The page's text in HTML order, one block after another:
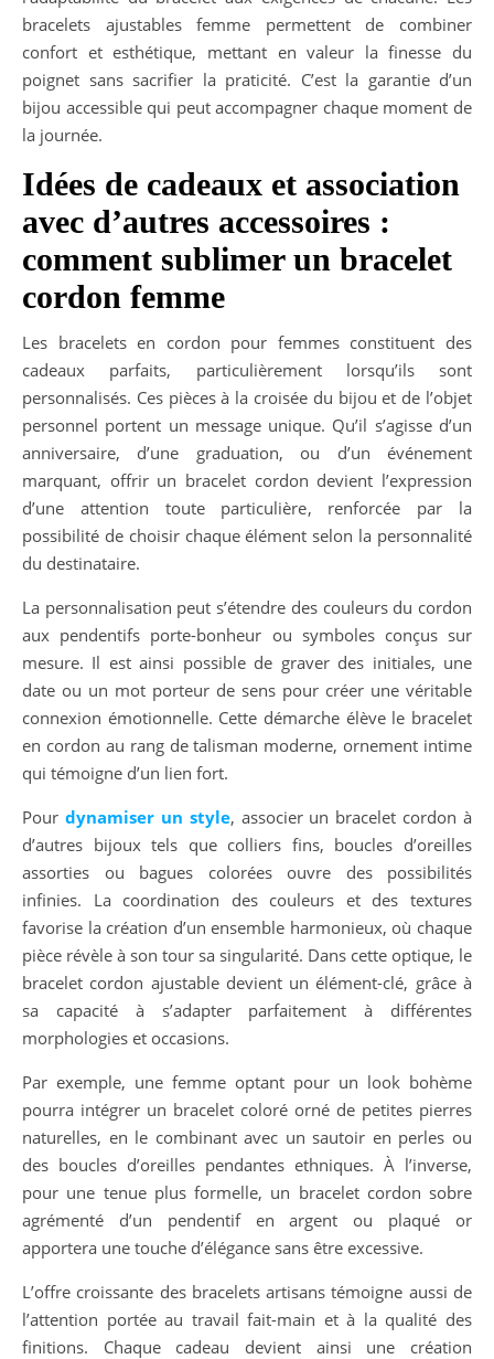
bracelets ajustables femme permettent de combiner
confort et esthétique, mettant en valeur la finesse du
poignet sans sacrifier la praticité. C’est la garantie d’un
bijou accessible qui peut accompagner chaque moment de
la journée.
Idées de cadeaux et association
avec d’autres accessoires :
comment sublimer un bracelet
cordon femme
Les bracelets en cordon pour femmes constituent des
cadeaux parfaits, particulièrement lorsqu’ils sont
personnalisés. Ces pièces à la croisée du bijou et de l’objet
personnel portent un message unique. Qu’il s’agisse d’un
anniversaire, d’une graduation, ou d’un événement
marquant, offrir un bracelet cordon devient l’expression
d’une attention toute particulière, renforcée par la
possibilité de choisir chaque élément selon la personnalité
du destinataire.
La personnalisation peut s’étendre des couleurs du cordon
aux pendentifs porte-bonheur ou symboles conçus sur
mesure. Il est ainsi possible de graver des initiales, une
date ou un mot porteur de sens pour créer une véritable
connexion émotionnelle. Cette démarche élève le bracelet
en cordon au rang de talisman moderne, ornement intime
qui témoigne d’un lien fort.
Pour dynamiser un style, associer un bracelet cordon à
d’autres bijoux tels que colliers fins, boucles d’oreilles
assorties ou bagues colorées ouvre des possibilités
infinies. La coordination des couleurs et des textures
favorise la création d’un ensemble harmonieux, où chaque
pièce révèle à son tour sa singularité. Dans cette optique, le
bracelet cordon ajustable devient un élément-clé, grâce à
sa capacité à s’adapter parfaitement à différentes
morphologies et occasions.
Par exemple, une femme optant pour un look bohème
pourra intégrer un bracelet coloré orné de petites pierres
naturelles, en le combinant avec un sautoir en perles ou
des boucles d’oreilles pendantes ethniques. À l’inverse,
pour une tenue plus formelle, un bracelet cordon sobre
agrémenté d’un pendentif en argent ou plaqué or
apportera une touche d’élégance sans être excessive.
L’offre croissante des bracelets artisans témoigne aussi de
l’attention portée au travail fait-main et à la qualité des
finitions. Chaque cadeau devient ainsi une création